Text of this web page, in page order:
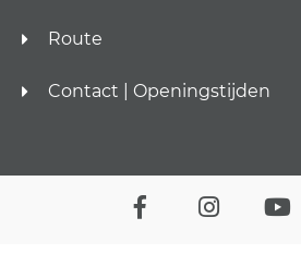
Route
Contact | Openingstijden